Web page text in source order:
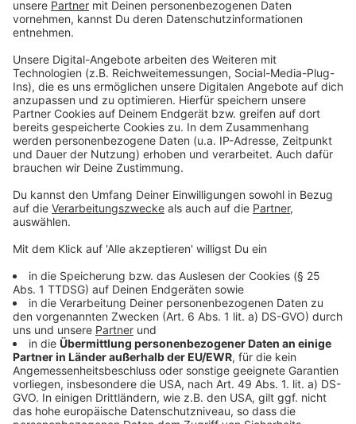
Leverkusen zu bieten. Ob Sanierung oder Neubau: Das
Hallenbad Bergisch Neukirchen soll auch in Zukunft ein
bleiben.
Anzeige
Mehr Nachrichten aus Leverkusen
Raubüberfall auf Waschanlage in Leverkusen-Manfort
stARTfestival in Leverkusen: Ein voller Erfolg für Bayer
Kultur
Leverkusener Stadtkämmerer will von seinem Amt
zurücktreten
Anzeige